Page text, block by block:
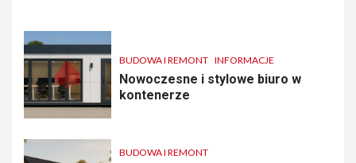
BUDOWA I REMONT INFORMACJE
Nowoczesne i stylowe biuro w
kontenerze
BUDOWA I REMONT